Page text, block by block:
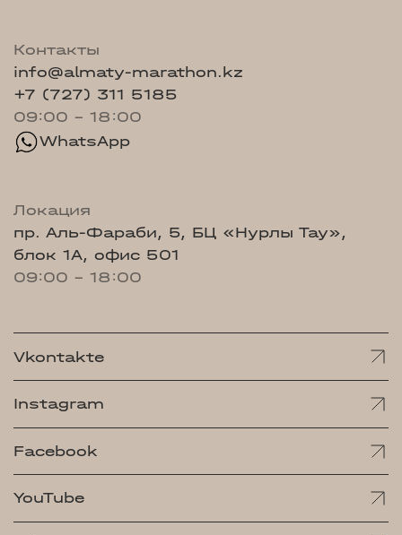
Контакты
info@almaty-marathon.kz
+7 (727) 311 5185
09:00 - 18:00
WhatsApp
Локация
пр. Аль-Фараби, 5, БЦ «Нурлы Тау»,
блок 1А, офис 501
09:00 - 18:00
Vkontakte
Instagram
Facebook
YouTube